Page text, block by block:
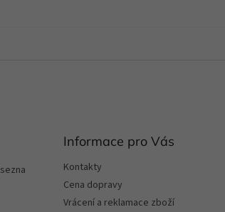
sezna
Informace pro Vás
Kontakty
Cena dopravy
Vrácení a reklamace zboží